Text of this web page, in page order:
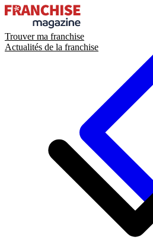
Trouver ma franchise
Actualités de la franchise